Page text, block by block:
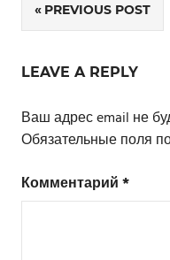
Навигация
по
записям
PREVIOUS POST
LEAVE A REPLY
Ваш адрес email не
Обязательные поля
Комментарий*